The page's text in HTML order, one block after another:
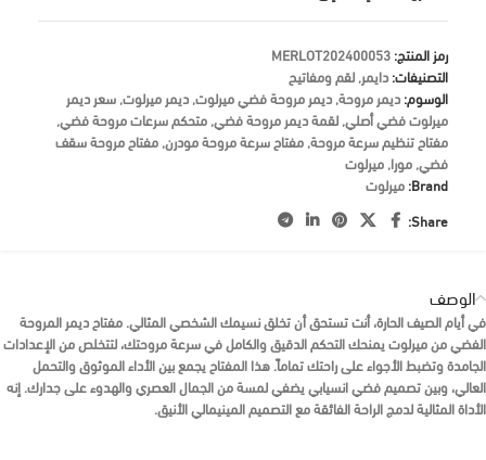
رمز المنتج:MERLOT202400053
التصنيفات:دايمر,لقم ومفاتيح
الوسوم:ديمر مروحة,ديمر مروحة فضي ميرلوت,ديمر ميرلوت,سعر ديمر
ميرلوت فضي أصلي,لقمة ديمر مروحة فضي,متحكم سرعات مروحة فضي,
مفتاح تنظيم سرعة مروحة,مفتاح سرعة مروحة مودرن,مفتاح مروحة سقف
فضي,مورا,ميرلوت
Brand: ميرلوت
Share:
الوصف
في أيام الصيف الحارة، أنت تستحق أن تخلقنسيمك الشخصيالمثالي.مفتاح ديمر المروحة
الفضي من ميرلوتيمنحك التحكم الدقيق والكامل في سرعة مروحتك، لتتخلص من الإعدادات
الجامدة وتضبط الأجواء على راحتك تماماً. هذا المفتاح يجمع بين الأداء الموثوق والتحمل
العالي، وبين تصميمفضيانسيابي يضفي لمسة منالجمال العصري والهدوءعلى جدارك. إنه
الأداة المثالية لدمج الراحة الفائقة مع التصميم المينيمالي الأنيق.